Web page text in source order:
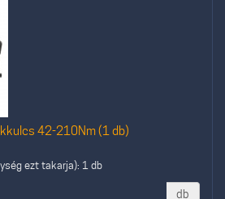
42-210Nm (1 db)
ezt takarja): 1 db
db